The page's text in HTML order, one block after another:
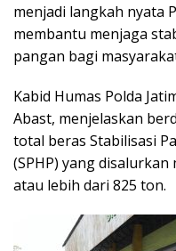
menjadi langkah nyata
membantu menjaga
pangan bagi
Kabid Humas Polda
Abast, menjelaskan
total beras Stabilisasi
(SPHP) yang
atau lebih dari 825 ton.